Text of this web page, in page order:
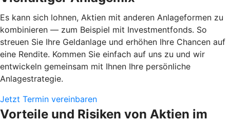
Es kann sich lohnen, Aktien mit anderen Anlageformen zu
kombinieren — zum Beispiel mit Investmentfonds. So
streuen Sie Ihre Geldanlage und erhöhen Ihre Chancen auf
eine Rendite. Kommen Sie einfach auf uns zu und wir
entwickeln gemeinsam mit Ihnen Ihre persönliche
Anlagestrategie.
Jetzt Termin vereinbaren
Vorteile und Risiken von Aktien im